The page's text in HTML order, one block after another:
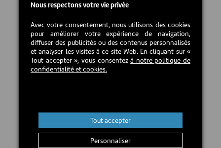
Nous respectons votre vie privée
Avec votre consentement, nous utilisons des cookies
pour améliorer votre expérience de navigation,
diffuser des publicités ou des contenus personnalisés
et analyser les visites à ce site Web. En cliquant sur «
Tout accepter », vous consentezà notre politique de
confidentialité et cookies.
Personnaliser
Tout accepter